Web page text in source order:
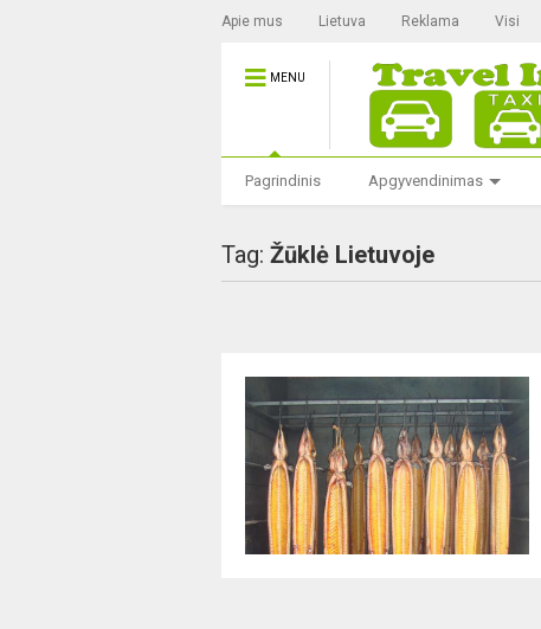
Apie mus Lietuva Reklama Visi
MENU
Pagrindinis Apgyvendinimas
Tag: Žūklė Lietuvoje